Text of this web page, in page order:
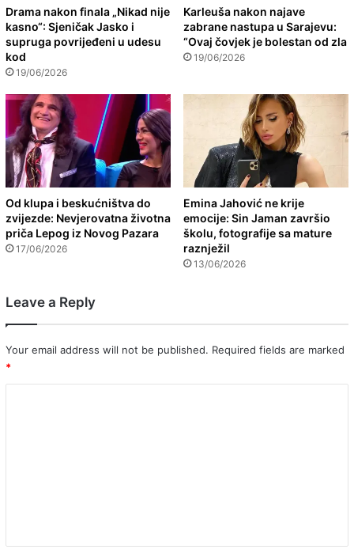
Drama nakon finala „Nikad nije
kasno“: Sjeničak Jasko i
supruga povrijeđeni u udesu
kod
19/06/2026
Karleuša nakon najave
zabrane nastupa u Sarajevu:
“Ovaj čovjek je bolestan od zla
19/06/2026
Od klupa i beskućništva do
zvijezde: Nevjerovatna životna
priča Lepog iz Novog Pazara
17/06/2026
Emina Jahović ne krije
emocije: Sin Jaman završio
školu, fotografije sa mature
raznježil
13/06/2026
Leave a Reply
Your email address will not be published. Required fields are marked
*